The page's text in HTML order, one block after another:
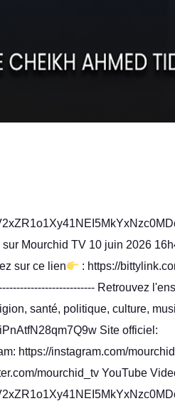
Mourchid TV 10 juin 2026
sur ce lien
: https://
Retrouvez
santé, politique, culture,
Site officiel:
https://instagram.com/
mourchid_tv YouTube